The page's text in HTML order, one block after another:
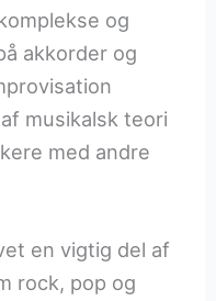
og
akkorder og
musikalsk teori
med andre
en vigtig del af
rock, pop og